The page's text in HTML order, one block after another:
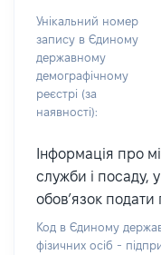
Унікальний номер
запису в Єдиному
державному
демографічному
реєстрі (за
наявності):
Інформація про
служби і посаду,
обов’язок подати
Код в Єдиному
фізичних осіб -